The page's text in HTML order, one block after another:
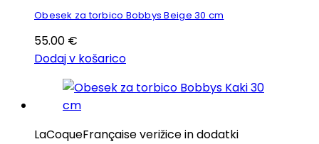
Obesek za torbico Bobbys Beige 30 cm
55.00 €
Dodaj v košarico
LaCoqueFrançaise verižice in dodatki